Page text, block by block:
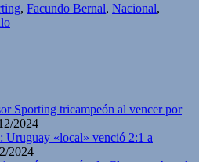
, Facundo Bernal, Nacional,
Sporting tricampeón al vencer por
2024
Uruguay «local» venció 2:1 a
2024